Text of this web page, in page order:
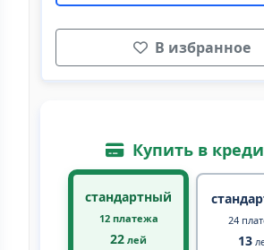
В избранное
Купить в
стандартный
12 платежа
22 лей
24
13